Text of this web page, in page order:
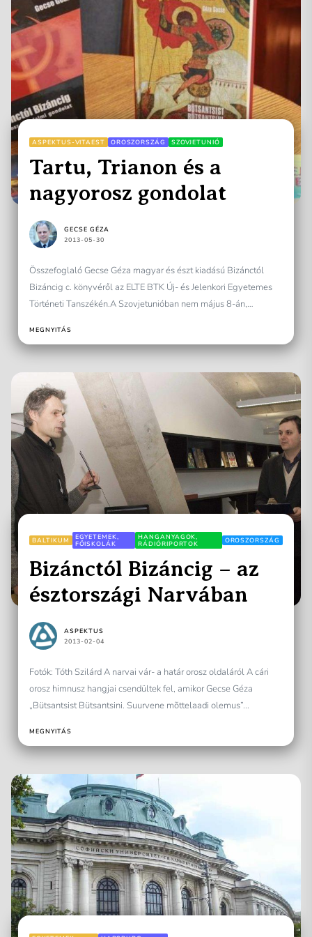
ASPEKTUS-VITAEST OROSZORSZÁG SZOVJETUNIÓ
Tartu, Trianon és a
nagyorosz gondolat
GECSE GÉZA
2013-05-30
Összefoglaló Gecse Géza magyar és észt kiadású Bizánctól
Bizáncig c. könyvéről az ELTE BTK Új- és Jelenkori Egyetemes
Történeti Tanszékén.A Szovjetunióban nem május 8-án,
MEGNYITÁS
BALTIKUM
EGYETEMEK,
FŐISKOLÁK
HANGANYAGOK,
RÁDIÓRIPORTOK
OROSZORSZÁG
Bizánctól Bizáncig – az
észtországi Narvában
ASPEKTUS
2013-02-04
Fotók: Tóth Szilárd A narvai vár- a határ orosz oldaláról A cári
orosz himnusz hangjai csendültek fel, amikor Gecse Géza
„Bütsantsist Bütsantsini. Suurvene mõttelaadi olemus”...
MEGNYITÁS